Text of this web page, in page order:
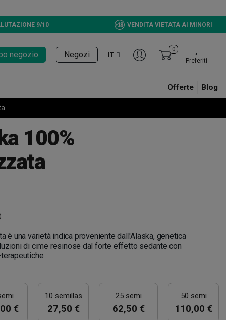
9/10 VENDITA VIETATA AI MINORI
negozio Negozi IT
0
Preferiti
Offerte Blog
100%
è una varietà indica proveniente dall'Alaska, genetica
di cime resinose dal forte effetto sedante con
€
10 semillas
27,50 €
25 semi
62,50 €
50 semi
110,00 €